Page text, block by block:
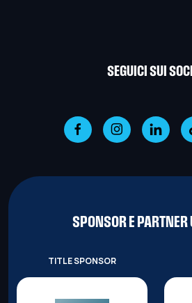
SEGUICI SUI
SPONSOR E PARTNER
TITLE SPONSOR